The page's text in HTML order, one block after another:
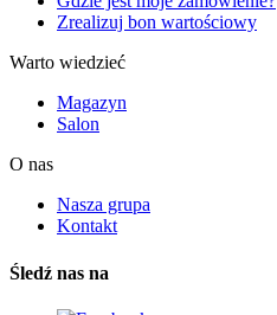
Zrealizuj bon wartościowy
Warto wiedzieć
Magazyn
Salon
O nas
Nasza grupa
Kontakt
Śledź nas na